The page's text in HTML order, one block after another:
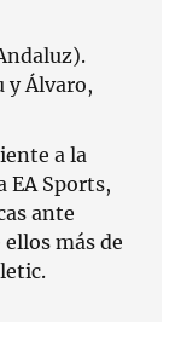
y Álvaro,
a la
EA Sports,
ante
más de